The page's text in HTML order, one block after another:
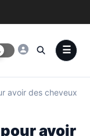
avoir des cheveux
avoir